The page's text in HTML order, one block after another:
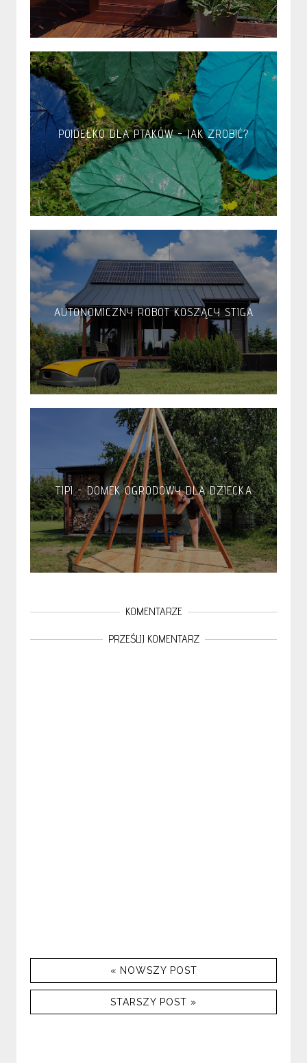
POIDEŁKO DLA PTAKÓW - JAK ZROBIĆ?
AUTONOMICZNY ROBOT KOSZĄCY STIGA
TIPI - DOMEK OGRODOWY DLA DZIECKA
KOMENTARZE
PRZEŚLIJ KOMENTARZ
« NOWSZY POST
STARSZY POST »